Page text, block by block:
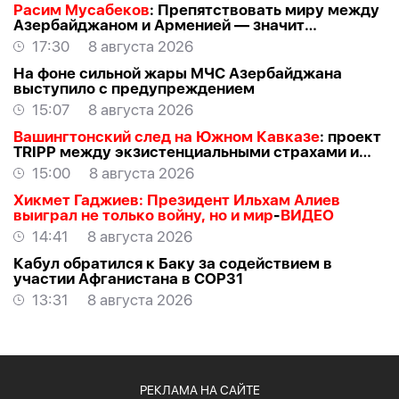
Расим Мусабеков: Препятствовать миру между
Азербайджаном и Арменией — значит
создавать проблемы самим себе -
17:30
8 августа 2026
На фоне сильной жары МЧС Азербайджана
выступило с предупреждением
15:07
8 августа 2026
Вашингтонский след на Южном Кавказе: проект
TRIPР между экзистенциальными страхами и
прагматичными интересами -
АЛЛАХВЕРАНОВ
15:00
8 августа 2026
Хикмет Гаджиев: Президент Ильхам Алиев
выиграл не только войну, но и мир-ВИДЕО
14:41
8 августа 2026
Кабул обратился к Баку за содействием в
участии Афганистана в COP31
13:31
8 августа 2026
РЕКЛАМА НА САЙТЕ